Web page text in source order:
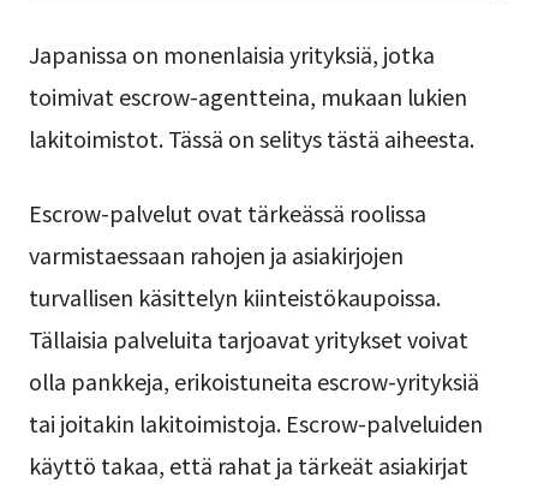
Japanissa on monenlaisia yrityksiä, jotka
toimivat escrow-agentteina, mukaan lukien
lakitoimistot. Tässä on selitys tästä aiheesta.
Escrow-palvelut ovat tärkeässä roolissa
varmistaessaan rahojen ja asiakirjojen
turvallisen käsittelyn kiinteistökaupoissa.
Tällaisia palveluita tarjoavat yritykset voivat
olla pankkeja, erikoistuneita escrow-yrityksiä
tai joitakin lakitoimistoja. Escrow-palveluiden
käyttö takaa, että rahat ja tärkeät asiakirjat